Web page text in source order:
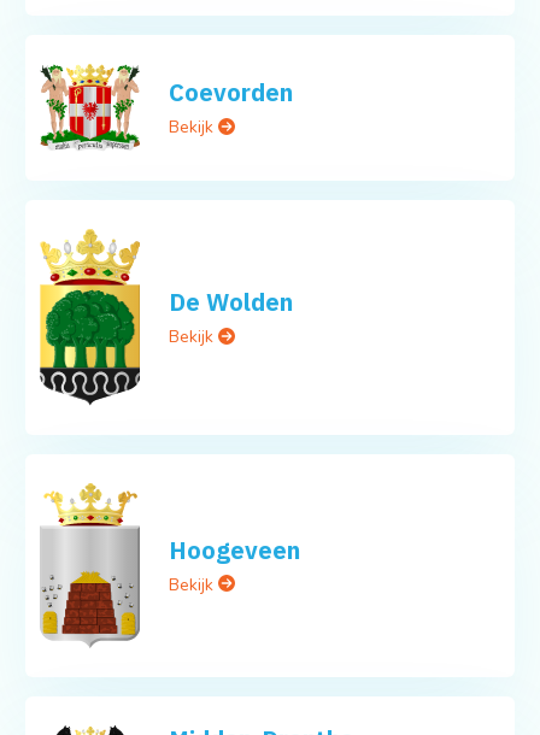
Coevorden
Bekijk
De Wolden
Bekijk
Hoogeveen
Bekijk